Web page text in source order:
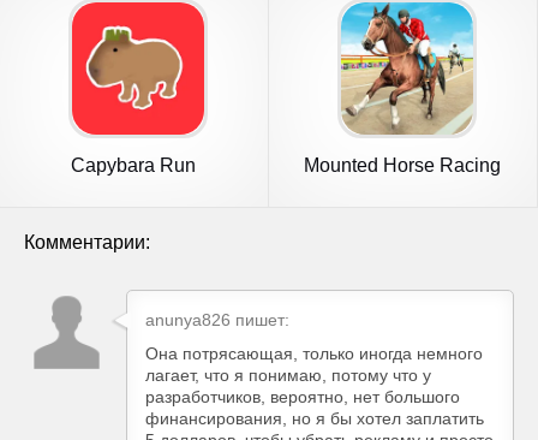
Capybara Run
Mounted Horse Racing
Комментарии:
anunya826 пишет:
Она потрясающая, только иногда немного
лагает, что я понимаю, потому что у
разработчиков, вероятно, нет большого
финансирования, но я бы хотел заплатить